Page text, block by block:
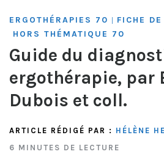
ERGOTHÉRAPIES 70 | FICHE
HORS THÉMATIQUE 70
Guide du
ergothérapie, par
Dubois et coll.
ARTICLE RÉDIGÉ PAR : HÉLÈNE
6 MINUTES DE LECTURE